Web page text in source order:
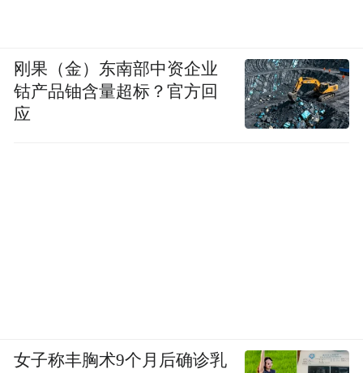
刚果（金）东南部中资企业
钴产品铀含量超标？官方回
应
女子称丰胸术9个月后确诊乳